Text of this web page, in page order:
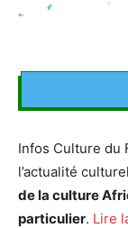
Infos Culture du
l’actualité
de la culture
particulier. Lire